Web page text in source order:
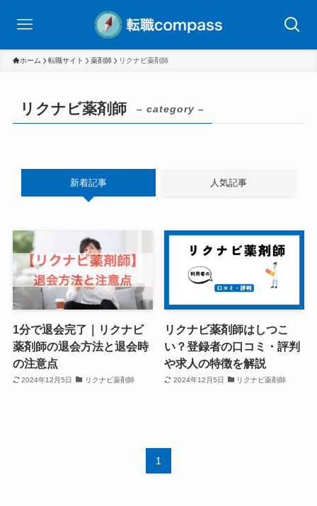
ホーム 転職サイト 薬剤師 リクナビ薬剤師
リクナビ薬剤師 – category –
新着記事 人気記事
1分で退会完了｜リクナビ
薬剤師の退会方法と退会時
の注意点
2024年12月5日 リクナビ薬剤師
リクナビ薬剤師はしつこ
い？登録者の口コミ・評判
や求人の特徴を解説
2024年12月5日 リクナビ薬剤師
1